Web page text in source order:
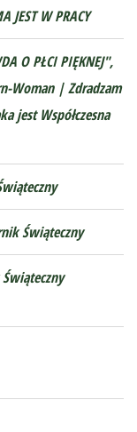
JEST W PRACY
O PŁCI PIĘKNEJ",
Woman | Zdradzam
jest Współczesna
Świąteczny
Świąteczny